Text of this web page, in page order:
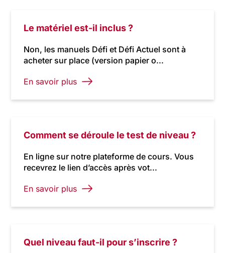
Le matériel est-il inclus ?
Non, les manuels Défi et Défi Actuel sont à
acheter sur place (version papier o...
En savoir plus
Comment se déroule le test de niveau ?
En ligne sur notre plateforme de cours. Vous
recevrez le lien d’accès après vot...
En savoir plus
Quel niveau faut-il pour s’inscrire ?